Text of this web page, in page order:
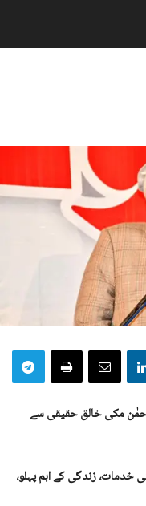
مکی خالق حقیقی سے
زندگی کے اہم پہلو،